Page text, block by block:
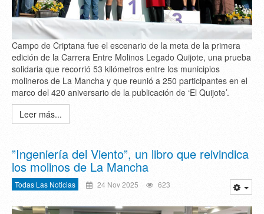
Campo de Criptana fue el escenario de la meta de la primera
edición de la Carrera Entre Molinos Legado Quijote, una prueba
solidaria que recorrió 53 kilómetros entre los municipios
molineros de La Mancha y que reunió a 250 participantes en el
marco del 420 aniversario de la publicación de ‘El Quijote’.
Leer más...
”Ingeniería del Viento”, un libro que reivindica
los molinos de La Mancha
Todas Las Noticias 24 Nov 2025 623